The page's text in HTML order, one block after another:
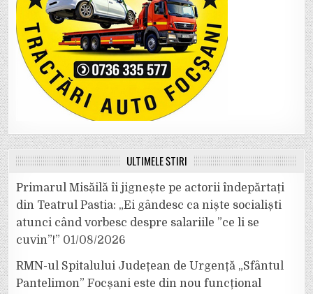
ULTIMELE ȘTIRI
Primarul Misăilă îi jignește pe actorii îndepărtați
din Teatrul Pastia: „Ei gândesc ca niște socialiști
atunci când vorbesc despre salariile ”ce li se
cuvin”!” 01/08/2026
RMN-ul Spitalului Județean de Urgență „Sfântul
Pantelimon” Focșani este din nou funcțional